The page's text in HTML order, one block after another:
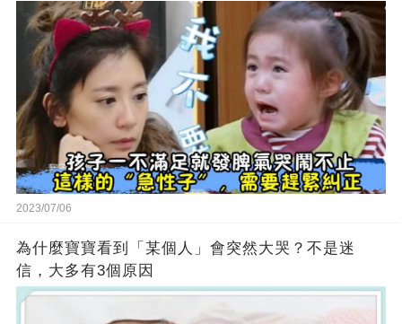
2023/07/06
為什麼寶寶看到「某個人」會突然大哭？不是迷
信，大多有3個原因